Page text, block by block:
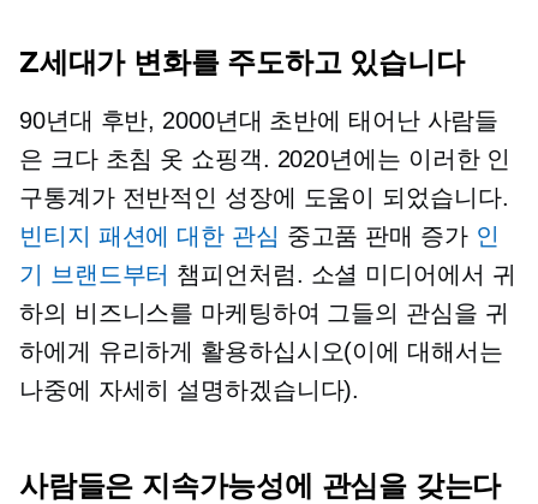
Z세대가 변화를 주도하고 있습니다
90년대 후반, 2000년대 초반에 태어난 사람들
은 크다 초침 옷 쇼핑객. 2020년에는 이러한 인
구통계가 전반적인 성장에 도움이 되었습니다.
빈티지 패션에 대한 관심 중고품 판매 증가 인
기 브랜드부터 챔피언처럼. 소셜 미디어에서 귀
하의 비즈니스를 마케팅하여 그들의 관심을 귀
하에게 유리하게 활용하십시오(이에 대해서는
나중에 자세히 설명하겠습니다).
사람들은 지속가능성에 관심을 갖는다